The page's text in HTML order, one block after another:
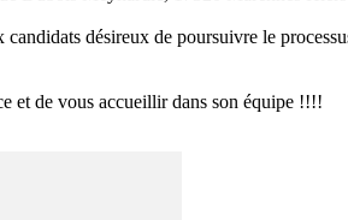
désireux de poursuivre le
et de vous accueillir dans son équipe !!!!